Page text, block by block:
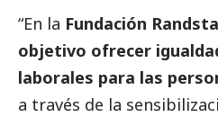
“En la Fundación
objetivo ofrecer
laborales para las
a través de la